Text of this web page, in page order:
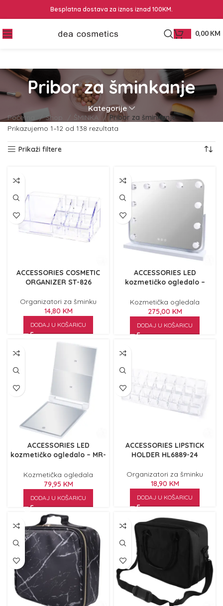
Besplatna dostava za iznos iznad 100KM.
0,00 KM
Pribor za šminkanje
Kategorije
Početna Shop ŠMINKA
Pribor za šminkanje
Prikazujemo 1–12 od 138 rezultata
Prikaži filtere
ACCESSORIES COSMETIC
ORGANIZER ST-826
Organizatori za šminku
14,80 KM
DODAJ U KOŠARICU
ACCESSORIES LED
kozmetičko ogledalo –
Kozmetička ogledala
275,00 KM
DODAJ U KOŠARICU
ACCESSORIES LED
kozmetičko ogledalo – MR-
Kozmetička ogledala
79,95 KM
DODAJ U KOŠARICU
ACCESSORIES LIPSTICK
HOLDER HL6889-24
Organizatori za šminku
18,90 KM
DODAJ U KOŠARICU